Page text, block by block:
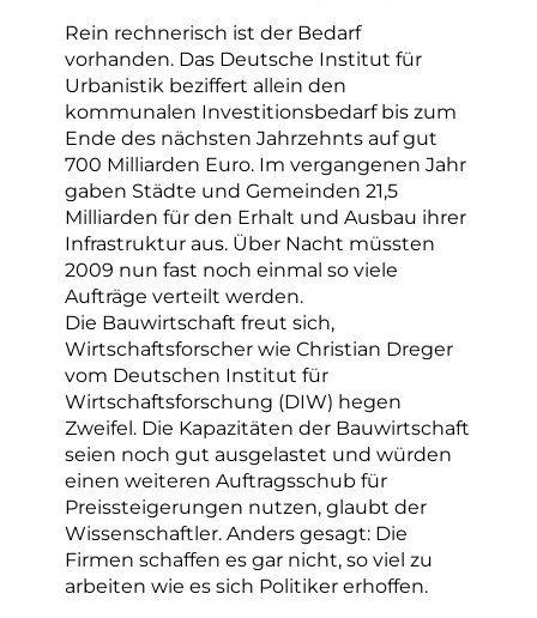
Rein rechnerisch ist der Bedarf
vorhanden. Das Deutsche Institut für
Urbanistik beziffert allein den
kommunalen Investitionsbedarf bis zum
Ende des nächsten Jahrzehnts auf gut
700 Milliarden Euro. Im vergangenen Jahr
gaben Städte und Gemeinden 21,5
Milliarden für den Erhalt und Ausbau ihrer
Infrastruktur aus. Über Nacht müssten
2009 nun fast noch einmal so viele
Aufträge verteilt werden.
Die Bauwirtschaft freut sich,
Wirtschaftsforscher wie Christian Dreger
vom Deutschen Institut für
Wirtschaftsforschung (DIW) hegen
Zweifel. Die Kapazitäten der Bauwirtschaft
seien noch gut ausgelastet und würden
einen weiteren Auftragsschub für
Preissteigerungen nutzen, glaubt der
Wissenschaftler. Anders gesagt: Die
Firmen schaffen es gar nicht, so viel zu
arbeiten wie es sich Politiker erhoffen.